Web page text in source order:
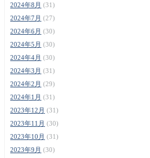
2024年8月 (31)
2024年7月 (27)
2024年6月 (30)
2024年5月 (30)
2024年4月 (30)
2024年3月 (31)
2024年2月 (29)
2024年1月 (31)
2023年12月 (31)
2023年11月 (30)
2023年10月 (31)
2023年9月 (30)